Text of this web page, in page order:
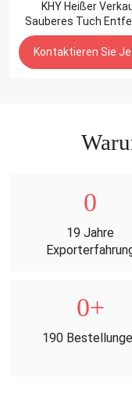
KHY Heißer
Sauberes Tuch
Wäsche
Reinigungsstift
Kontaktieren Sie
0
19 Jahre
0+
190